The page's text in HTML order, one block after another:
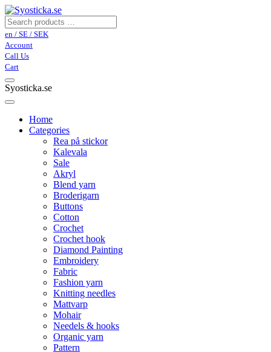
en / SE / SEK
Account
Call Us
Cart
Syosticka.se
Home
Categories
Rea på stickor
Kalevala
Sale
Akryl
Blend yarn
Broderigarn
Buttons
Cotton
Crochet
Crochet hook
Diamond Painting
Embroidery
Fabric
Fashion yarn
Knitting needles
Mattvarp
Mohair
Needels & hooks
Organic yarn
Pattern